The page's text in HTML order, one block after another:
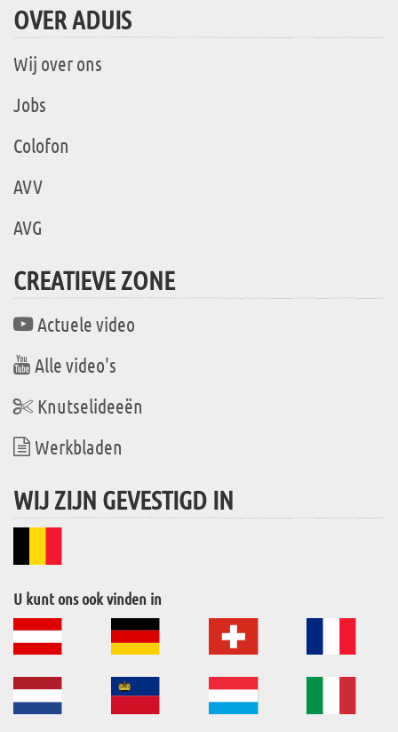
OVER ADUIS
Wij over ons
Jobs
Colofon
AVV
AVG
CREATIEVE ZONE
Actuele video
Alle video's
Knutselideeën
Werkbladen
WIJ ZIJN GEVESTIGD IN
U kunt ons ook vinden in